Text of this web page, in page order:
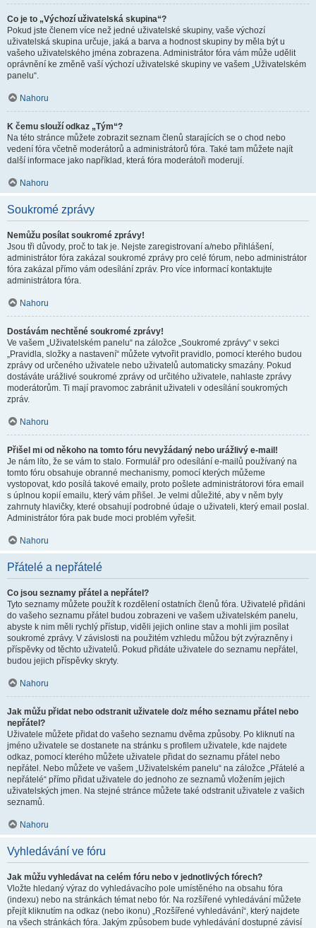
Co je to „Výchozí uživatelská skupina“?
Pokud jste členem více než jedné uživatelské skupiny, vaše výchozí
uživatelská skupina určuje, jaká a barva a hodnost skupiny by měla být u
vašeho uživatelského jména zobrazena. Administrátor fóra vám může udělit
oprávnění ke změně vaší výchozí uživatelské skupiny ve vašem „Uživatelském
panelu“.
Nahoru
K čemu slouží odkaz „Tým“?
Na této stránce můžete zobrazit seznam členů starajících se o chod nebo
vedení fóra včetně moderátorů a administrátorů fóra. Také tam můžete najít
další informace jako například, která fóra moderátoři moderují.
Nahoru
Soukromé zprávy
Nemůžu posílat soukromé zprávy!
Jsou tři důvody, proč to tak je. Nejste zaregistrovaní a/nebo přihlášení,
administrátor fóra zakázal soukromé zprávy pro celé fórum, nebo administrátor
fóra zakázal přímo vám odesílání zpráv. Pro více informací kontaktujte
administrátora fóra.
Nahoru
Dostávám nechtěné soukromé zprávy!
Ve vašem „Uživatelském panelu“ na záložce „Soukromé zprávy“ v sekci
„Pravidla, složky a nastavení“ můžete vytvořit pravidlo, pomocí kterého budou
zprávy od určeného uživatele nebo uživatelů automaticky smazány. Pokud
dostáváte urážlivé soukromé zprávy od určitého uživatele, nahlaste zprávy
moderátorům. Ti mají pravomoc zabránit uživateli v odesílání soukromých
zpráv.
Nahoru
Přišel mi od někoho na tomto fóru nevyžádaný nebo urážlivý e-mail!
Je nám líto, že se vám to stalo. Formulář pro odesílání e-mailů používaný na
tomto fóru obsahuje obranné mechanismy, pomocí kterých můžeme
vystopovat, kdo posílá takové emaily, proto pošlete administrátorovi fóra email
s úplnou kopií emailu, který vám přišel. Je velmi důležité, aby v něm byly
zahrnuty hlavičky, které obsahují podrobné údaje o uživateli, který email poslal.
Administrátor fóra pak bude moci problém vyřešit.
Nahoru
Přátelé a nepřátelé
Co jsou seznamy přátel a nepřátel?
Tyto seznamy můžete použít k rozdělení ostatních členů fóra. Uživatelé přidáni
do vašeho seznamu přátel budou zobrazeni ve vašem uživatelském panelu,
abyste k nim měli rychlý přístup, viděli jejich online stav a mohli jim posílat
soukromé zprávy. V závislosti na použitém vzhledu můžou být zvýrazněny i
příspěvky od těchto uživatelů. Pokud přidáte uživatele do seznamu nepřátel,
budou jejich příspěvky skryty.
Nahoru
Jak můžu přidat nebo odstranit uživatele do/z mého seznamu přátel nebo
nepřátel?
Uživatele můžete přidat do vašeho seznamu dvěma způsoby. Po kliknutí na
jméno uživatele se dostanete na stránku s profilem uživatele, kde najdete
odkaz, pomocí kterého můžete uživatele přidat do seznamu přátel nebo
nepřátel. Nebo můžete ve vašem „Uživatelském panelu“ na záložce „Přátelé a
nepřátelé“ přímo přidat uživatele do jednoho ze seznamů vložením jejich
uživatelských jmen. Na stejné stránce můžete také odstranit uživatele z vašich
seznamů.
Nahoru
Vyhledávání ve fóru
Jak můžu vyhledávat na celém fóru nebo v jednotlivých fórech?
Vložte hledaný výraz do vyhledávacího pole umístěného na obsahu fóra
(indexu) nebo na stránkách témat nebo fór. Na rozšířené vyhledávání můžete
přejít kliknutím na odkaz (nebo ikonu) „Rozšířené vyhledávání“, který najdete
na všech stránkách fóra. Jakým způsobem bude vyhledávání dostupné závisí